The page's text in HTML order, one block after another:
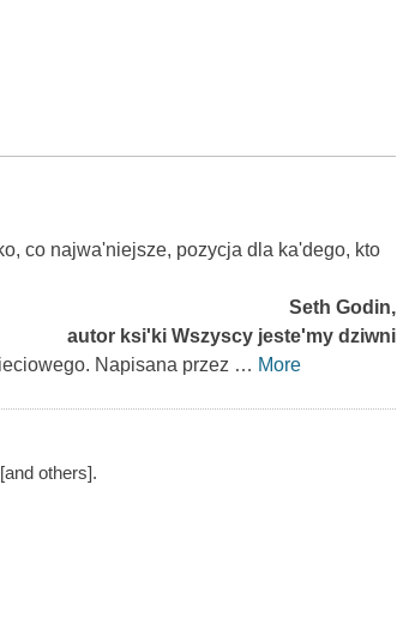
co najwa'niejsze, pozycja dla ka'dego, kto
Seth Godin,
autor ksi'ki Wszyscy jeste'my dziwni
Napisana przez … More
others].